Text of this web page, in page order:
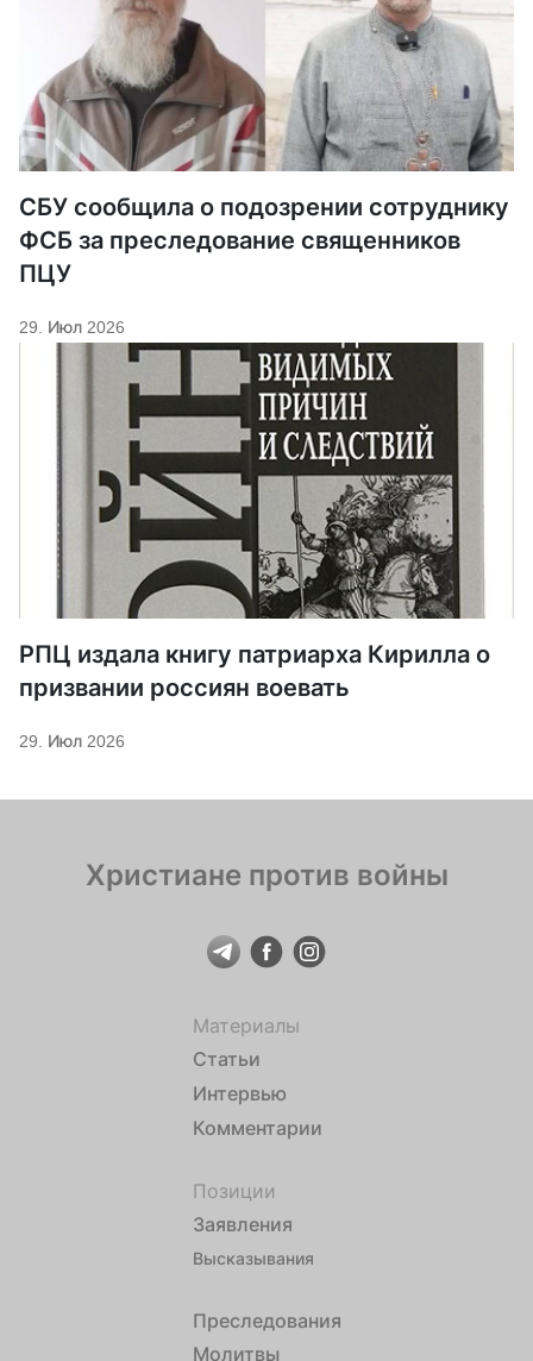
СБУ сообщила о подозрении сотруднику
ФСБ за преследование священников
ПЦУ
29. Июл 2026
РПЦ издала книгу патриарха Кирилла о
призвании россиян воевать
29. Июл 2026
Христиане против войны
Материалы
Статьи
Интервью
Комментарии
Позиции
Заявления
Высказывания
Преследования
Молитвы